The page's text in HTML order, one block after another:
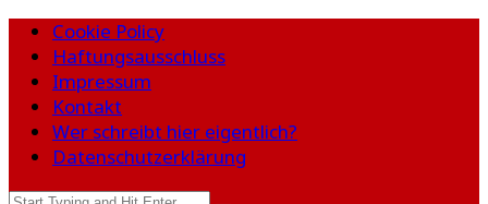
Cookie Policy
Haftungsausschluss
Impressum
Kontakt
Wer schreibt hier eigentlich?
Datenschutzerklärung